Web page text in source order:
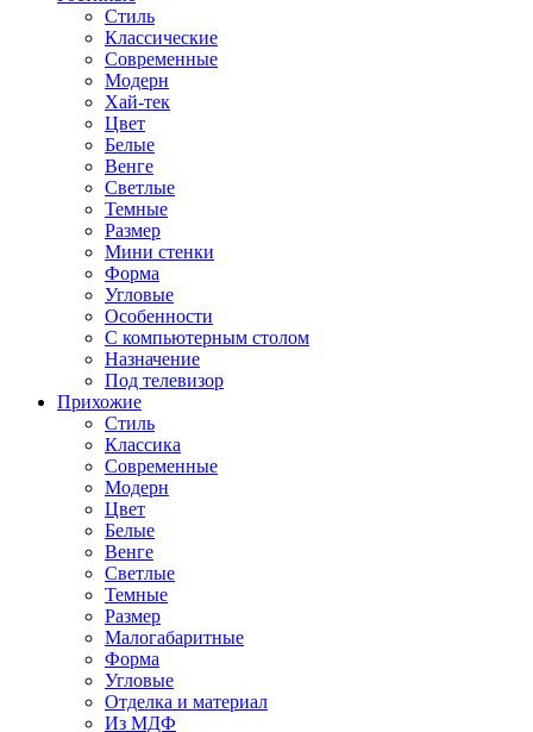
Стиль
Классические
Современные
Модерн
Хай-тек
Цвет
Белые
Венге
Светлые
Темные
Размер
Мини стенки
Форма
Угловые
Особенности
С компьютерным столом
Назначение
Под телевизор
Прихожие
Стиль
Классика
Современные
Модерн
Цвет
Белые
Венге
Светлые
Темные
Размер
Малогабаритные
Форма
Угловые
Отделка и материал
Из МДФ